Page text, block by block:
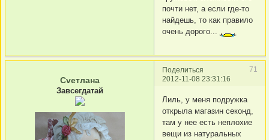
почти нет, а если где-то
найдешь, то как правило
очень дорого...
Поделиться
71
2012-11-08 23:31:16
Сvетлана
Завсегдатай
Лиль, у меня подружка
открыла магазин секонд,
там у нее есть неплохие
вещи из натуральных